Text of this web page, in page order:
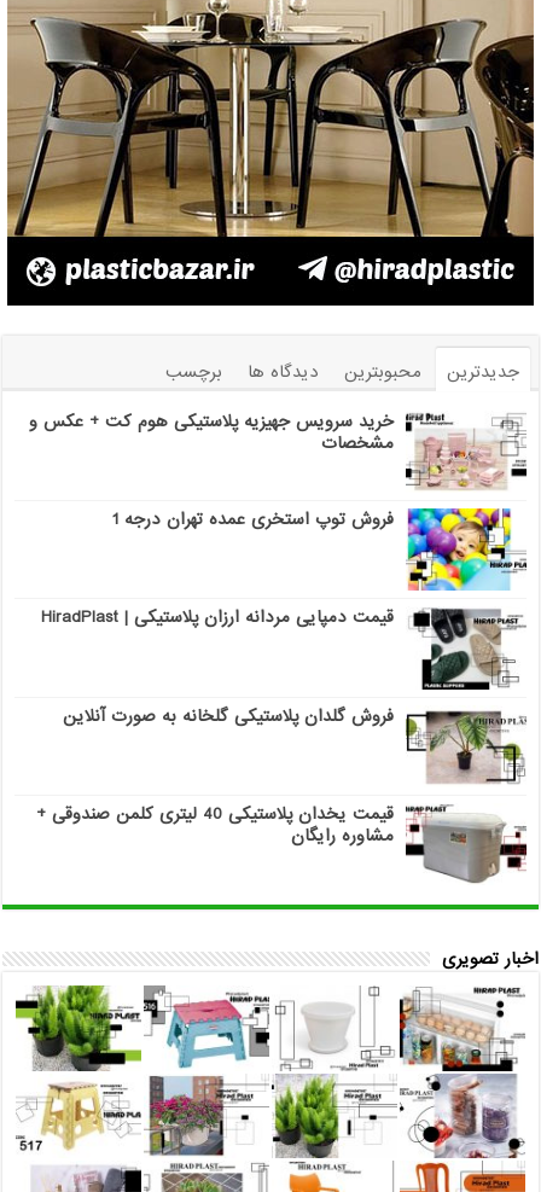
جدیدترین محبوبترین دیدگاه ها
برچسب
خرید سرویس جهیزیه پلاستیکی هوم کت + عکس و
مشخصات
فروش توپ استخری عمده تهران درجه 1
قیمت دمپایی مردانه ارزان پلاستیکی | HiradPlast
فروش گلدان پلاستیکی گلخانه به صورت آنلاین
قیمت یخدان پلاستیکی 40 لیتری کلمن صندوقی +
مشاوره رایگان
اخبار تصویری